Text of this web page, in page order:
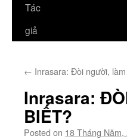
Tác
giả
← Inrasara: Đòi người,
Inrasara:
BIẾT?
Posted on 18 Tháng Năm,